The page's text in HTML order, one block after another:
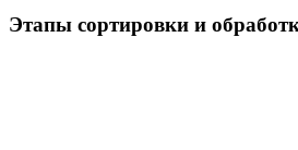
Этапы сортировки и